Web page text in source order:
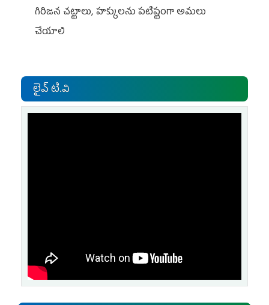
గిరిజన చట్టాలు, హక్కులను పటిష్టంగా అమలు
చేయాలి
లైవ్ టి.వి